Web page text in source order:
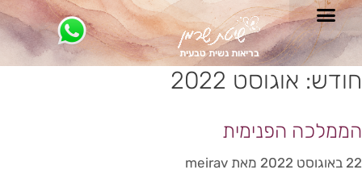
בריאות נשית טבעית
חודש: אוגוסט 2022
הממלכה הפנימית
22 באוגוסט 2022 מאת meirav